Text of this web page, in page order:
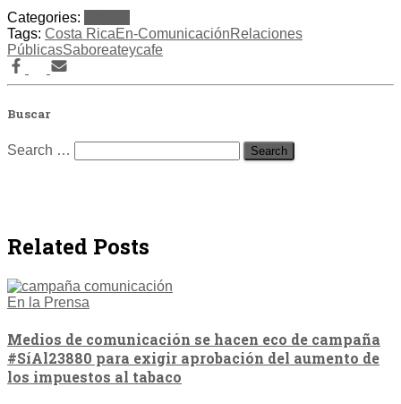
Categories:
Tags: Costa RicaEn-ComunicaciónRelaciones
PúblicasSaboreateycafe
Buscar
Search
Search …
Related Posts
En la Prensa
Medios de comunicación se hacen eco de campaña
#SíAl23880 para exigir aprobación del aumento de
los impuestos al tabaco